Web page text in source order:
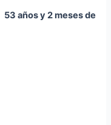
53 años y 2 meses de